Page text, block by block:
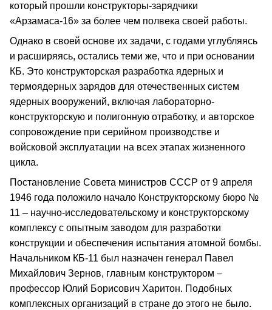
который прошли конструкторы-зарядчики
«Арзамаса-16» за более чем полвека своей работы.
Однако в своей основе их задачи, с годами углубляясь
и расширяясь, остались теми же, что и при основании
КБ. Это конструкторская разработка ядерных и
термоядерных зарядов для отечественных систем
ядерных вооружений, включая лабораторно-
конструкторскую и полигонную отработку, и авторское
сопровождение при серийном производстве и
войсковой эксплуатации на всех этапах жизненного
цикла.
Постановление Совета министров СССР от 9 апреля
1946 года положило начало Конструкторскому бюро №
11 – научно-исследовательскому и конструкторскому
комплексу с опытным заводом для разработки
конструкции и обеспечения испытания атомной бомбы.
Начальником КБ-11 был назначен генерал Павел
Михайлович Зернов, главным конструктором –
профессор Юлий Борисович Харитон. Подобных
комплексных организаций в стране до этого не было.